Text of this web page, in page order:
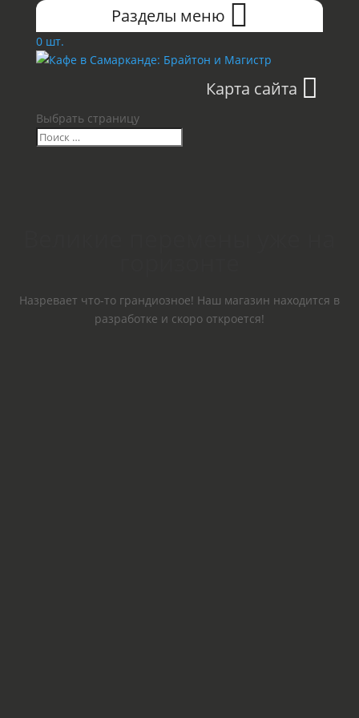
Разделы меню
0 шт.
Карта сайта
Выбрать страницу
Назревает что-то грандиозное! Наш магазин находится в
разработке и скоро откроется!